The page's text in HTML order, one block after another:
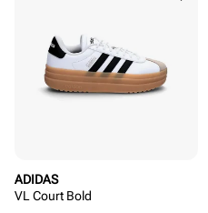
ADIDAS
VL Court Bold